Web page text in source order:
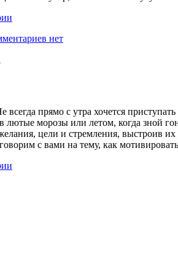
нет
всегда прямо с утра хочется
морозы или летом, когда зной
цели и стремления, выстроив
с вами на тему, как мотивировать